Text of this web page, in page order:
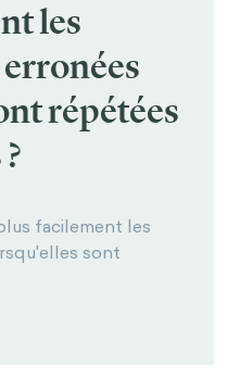
les
répétées
facilement les
sont